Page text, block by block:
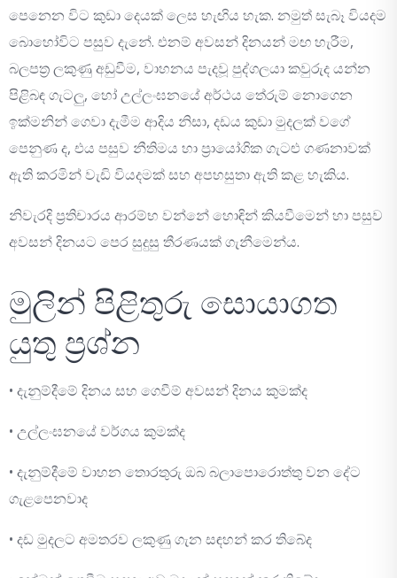
පෙනෙන විට කුඩා දෙයක් ලෙස හැඟිය හැක. නමුත් සැබෑ වියදම
බොහෝවිට පසුව දැනේ. එනම් අවසන් දිනයන් මඟ හැරීම,
බලපත්‍ර ලකුණු අඩුවීම, වාහනය පැදවූ පුද්ගලයා කවුරුද යන්න
පිළිබඳ ගැටලු, හෝ උල්ලංඝනයේ අර්ථය තේරුම් නොගෙන
ඉක්මනින් ගෙවා දැමීම ආදිය නිසා, දඩය කුඩා මුදලක් වගේ
පෙනුණ ද, එය පසුව නීතිමය හා ප්‍රායෝගික ගැටළු ගණනාවක්
ඇති කරමින් වැඩි වියදමක් සහ අපහසුතා ඇති කළ හැකිය.
නිවැරදි ප්‍රතිචාරය ආරම්භ වන්නේ හොඳින් කියවීමෙන් හා පසුව
අවසන් දිනයට පෙර සුදුසු තීරණයක් ගැනීමෙන්ය.
මුලින් පිළිතුරු සොයාගත
යුතු ප්‍රශ්න
• දැනුම්දීමේ දිනය සහ ගෙවීම් අවසන් දිනය කුමක්ද
• උල්ලංඝනයේ වර්ගය කුමක්ද
• දැනුම්දීමේ වාහන තොරතුරු ඔබ බලාපොරොත්තු වන දේට
ගැළපෙනවාද
• දඩ මුදලට අමතරව ලකුණු ගැන සඳහන් කර තිබේද